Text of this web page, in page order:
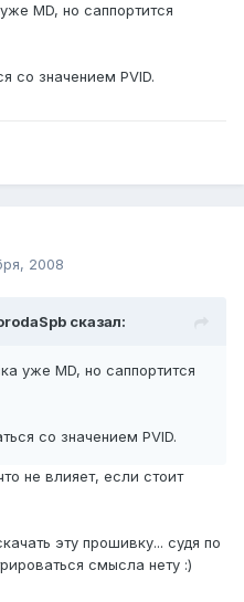
MD, но саппортится
со значением PVID.
2008
сказал:
уже MD, но саппортится
со значением PVID.
не влияет, если стоит
эту прошивку... судя по
смысла нету :)